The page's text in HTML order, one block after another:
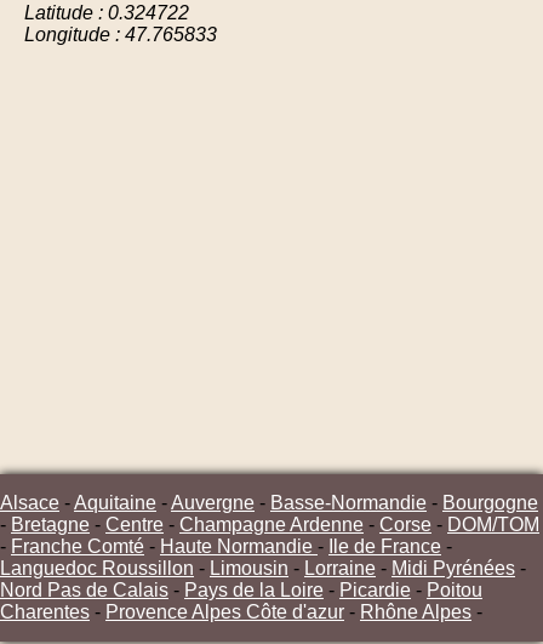
Latitude : 0.324722
Longitude : 47.765833
Alsace -Aquitaine -Auvergne - Basse-Normandie - Bourgogne
- Bretagne - Centre - Champagne Ardenne - Corse - DOM/TOM
- Franche Comté - Haute Normandie - Ile de France -
Languedoc Roussillon - Limousin - Lorraine - Midi Pyrénées -
Nord Pas de Calais - Pays de la Loire - Picardie - Poitou
Charentes - Provence Alpes Côte d'azur - Rhône Alpes -